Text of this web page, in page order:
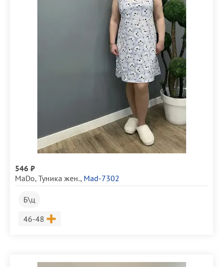
546 ₽
MaDo, Туника жен., Mad-7302
Б\ц
Размер
46-48